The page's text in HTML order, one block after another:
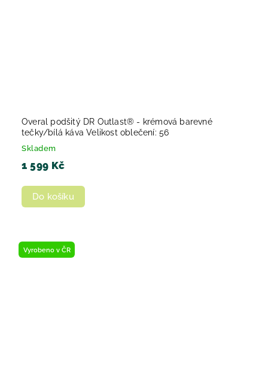
Overal podšitý DR Outlast® - krémová barevné
tečky/bílá káva Velikost oblečení: 56
Skladem
1 599 Kč
Do košíku
Vyrobeno v ČR